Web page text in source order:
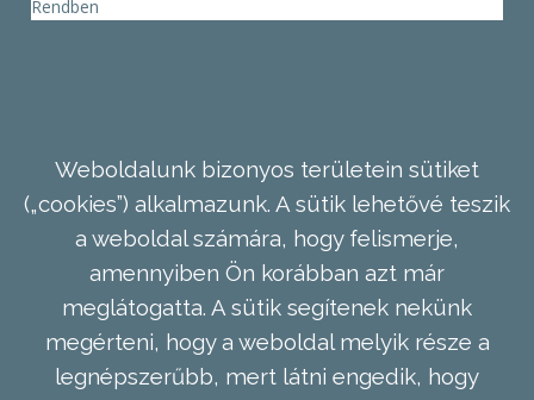
Rendben
Weboldalunk bizonyos területein sütiket
(„cookies”) alkalmazunk. A sütik lehetővé teszik
a weboldal számára, hogy felismerje,
amennyiben Ön korábban azt már
meglátogatta. A sütik segítenek nekünk
megérteni, hogy a weboldal melyik része a
legnépszerűbb, mert látni engedik, hogy